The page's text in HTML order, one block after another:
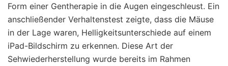
Form einer Gentherapie in die Augen eingeschleust. Ein
anschließender Verhaltenstest zeigte, dass die Mäuse
in der Lage waren, Helligkeitsunterschiede auf einem
iPad-Bildschirm zu erkennen. Diese Art der
Sehwiederherstellung wurde bereits im Rahmen